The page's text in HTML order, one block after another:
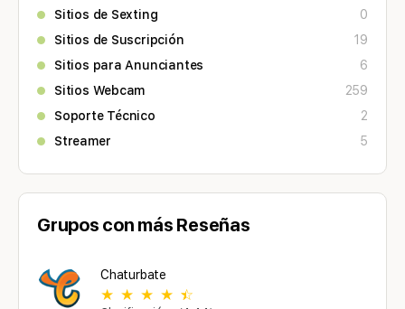
Sitios de Sexting
0
Sitios de Suscripción
19
Sitios para Anunciantes
6
Sitios Webcam
259
Soporte Técnico
2
Streamer
5
Grupos con más Reseñas
Chaturbate